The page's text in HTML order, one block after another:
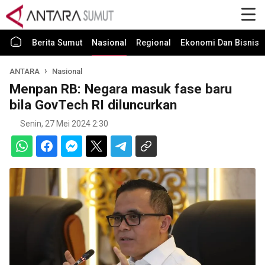
Berita Sumut Nasional Regional Ekonomi Dan Bisnis
ANTARA Nasional
Menpan RB: Negara masuk fase baru
bila GovTech RI diluncurkan
Senin, 27 Mei 2024 2:30